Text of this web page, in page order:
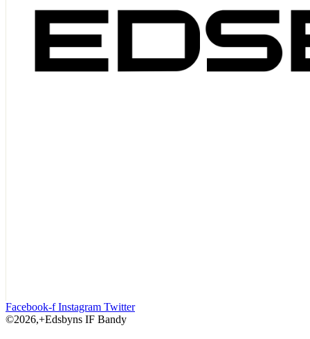
Facebook-f Instagram Twitter
©2026,+Edsbyns IF Bandy